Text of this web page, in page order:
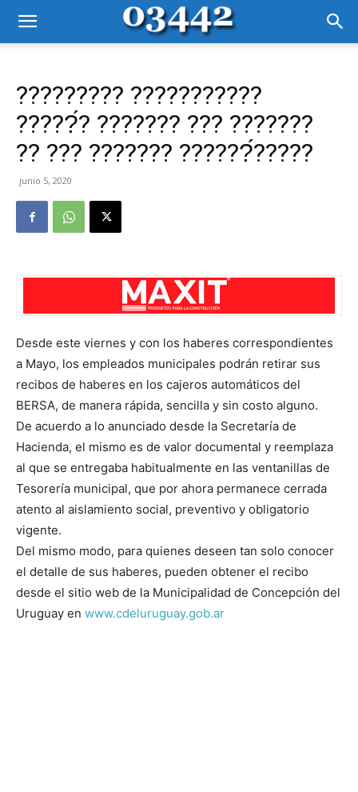
????????? ???????????
?????́? ??????? ??? ???????
?? ??? ??????? ??????́?????
junio 5, 2020
Desde este viernes y con los haberes correspondientes
a Mayo, los empleados municipales podrán retirar sus
recibos de haberes en los cajeros automáticos del
BERSA, de manera rápida, sencilla y sin costo alguno.
De acuerdo a lo anunciado desde la Secretaría de
Hacienda, el mismo es de valor documental y reemplaza
al que se entregaba habitualmente en las ventanillas de
Tesorería municipal, que por ahora permanece cerrada
atento al aislamiento social, preventivo y obligatorio
vigente.
Del mismo modo, para quienes deseen tan solo conocer
el detalle de sus haberes, pueden obtener el recibo
desde el sitio web de la Municipalidad de Concepción del
Uruguay en www.cdeluruguay.gob.ar